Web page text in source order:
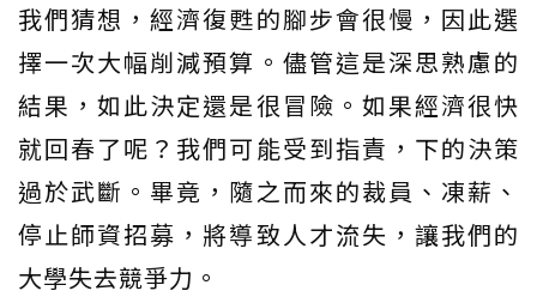
我們猜想，經濟復甦的腳步會很慢，因此選
擇一次大幅削減預算。儘管這是深思熟慮的
結果，如此決定還是很冒險。如果經濟很快
就回春了呢？我們可能受到指責，下的決策
過於武斷。畢竟，隨之而來的裁員、凍薪、
停止師資招募，將導致人才流失，讓我們的
大學失去競爭力。